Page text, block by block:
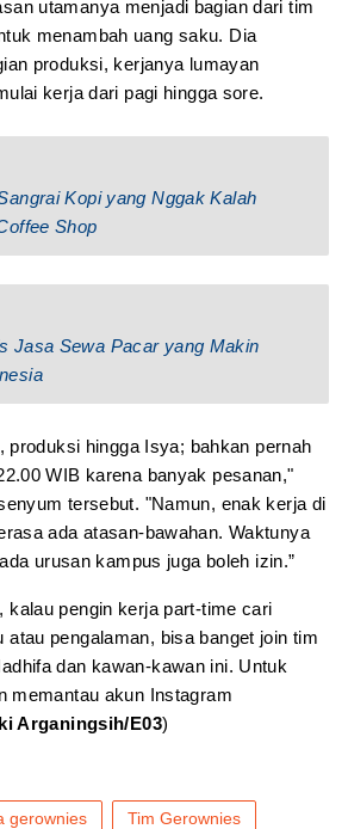
utamanya menjadi bagian dari tim
menambah uang saku. Dia
produksi, kerjanya lumayan
kerja dari pagi hingga sore.
Kopi yang Nggak Kalah
Shop
Jasa Sewa Pacar yang Makin
produksi hingga Isya; bahkan pernah
WIB karena banyak pesanan,"
tersebut. "Namun, enak kerja di
ada atasan-bawahan. Waktunya
urusan kampus juga boleh izin.”
kalau pengin kerja part-time cari
atau pengalaman, bisa banget join tim
dan kawan-kawan ini. Untuk
memantau akun Instagram
Arganingsih/E03)
gerownies Tim Gerownies